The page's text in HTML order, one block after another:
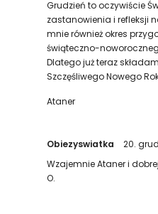
Grudzień to oczywiście
zastanowienia i refleksji
mnie również okres
świąteczno-
Dlatego już teraz
Szczęśliwego Nowego
Ataner
Obiezyswiatka
20.
Wzajemnie Ataner i
O.